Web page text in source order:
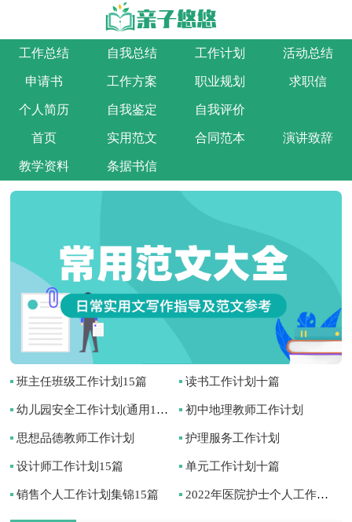
工作总结 自我总结 工作计划 活动总结
申请书 工作方案 职业规划 求职信
个人简历 自我鉴定 自我评价
首页 实用范文 合同范本 演讲致辞
教学资料 条据书信
班主任班级工作计划15篇 读书工作计划十篇
幼儿园安全工作计划(通用15篇) 初中地理教师工作计划
思想品德教师工作计划 护理服务工作计划
设计师工作计划15篇 单元工作计划十篇
销售个人工作计划集锦15篇 2022年医院护士个人工作计划